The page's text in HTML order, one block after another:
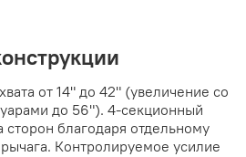
от 14" до 42" (увеличение со
до 56"). 4-секционный
благодаря отдельному
Контролируемое усилие